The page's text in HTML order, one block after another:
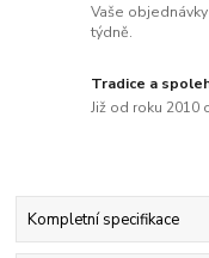
Vaše
týdně.
Tradice a
Již od roku 2010
Kompletní specifikace